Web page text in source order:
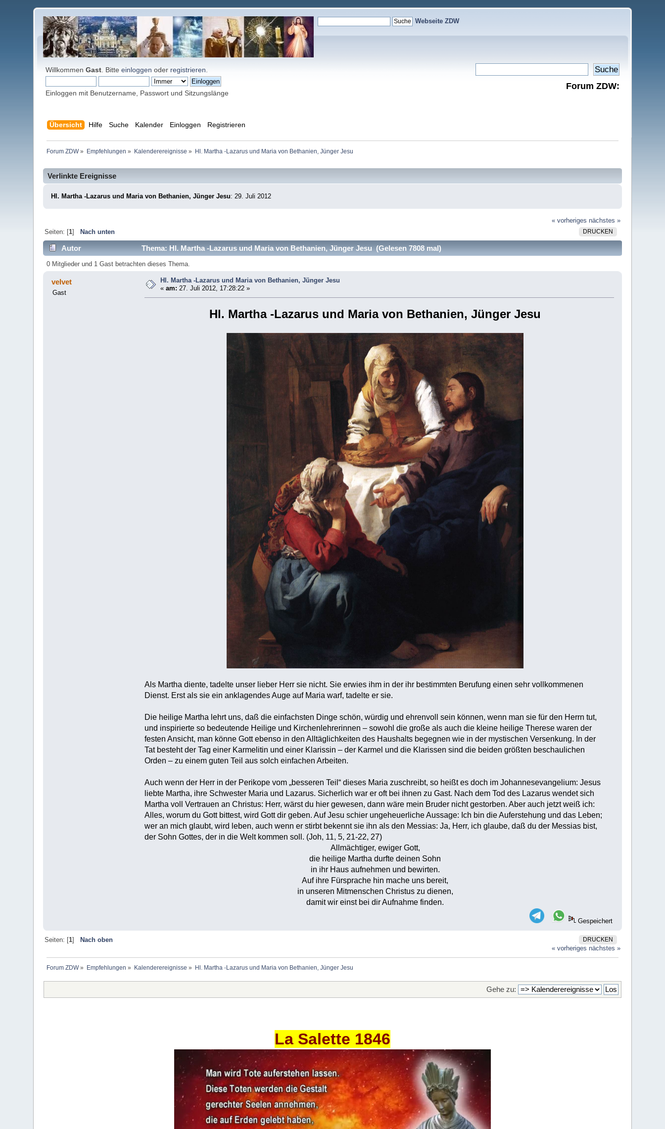
Webseite ZDW
WillkommenGast . Bitteeinloggen oder registrieren
Einloggen mit Benutzername, Passwort und Sitzungslänge
Forum ZDW:
Übersicht Hilfe Suche Kalender Einloggen Registrieren
Forum ZDW» Empfehlungen » Kalenderereignisse » Hl. Martha -Lazarus und Maria von Bethanien, Jünger Jesu
Verlinkte Ereignisse
Hl. Martha -Lazarus und Maria von Bethanien, Jünger Jesu: 29. Juli 2012
« vorheriges nächstes »
DRUCKEN
Seiten: [1] Nach unten
Autor Thema: Hl. Martha -Lazarus und Maria von Bethanien, Jünger Jesu (Gelesen 7808 mal)
0 Mitglieder und 1 Gast betrachten dieses Thema.
velvet
Gast
Hl. Martha -Lazarus und Maria von Bethanien, Jünger Jesu
«am: 27. Juli 2012, 17:28:22 »
Hl. Martha -Lazarus und Maria von Bethanien, Jünger Jesu
Als Martha diente, tadelte unser lieber Herr sie nicht. Sie erwies ihm in der ihr bestimmten Berufung einen sehr vollkommenen
Dienst. Erst als sie ein anklagendes Auge auf Maria warf, tadelte er sie.
Die heilige Martha lehrt uns, daß die einfachsten Dinge schön, würdig und ehrenvoll sein können, wenn man sie für den Herrn tut,
und inspirierte so bedeutende Heilige und Kirchenlehrerinnen – sowohl die große als auch die kleine heilige Therese waren der
festen Ansicht, man könne Gott ebenso in den Alltäglichkeiten des Haushalts begegnen wie in der mystischen Versenkung. In der
Tat besteht der Tag einer Karmelitin und einer Klarissin – der Karmel und die Klarissen sind die beiden größten beschaulichen
Orden – zu einem guten Teil aus solch einfachen Arbeiten.
Auch wenn der Herr in der Perikope vom „besseren Teil“ dieses Maria zuschreibt, so heißt es doch im Johannesevangelium: Jesus
liebte Martha, ihre Schwester Maria und Lazarus. Sicherlich war er oft bei ihnen zu Gast. Nach dem Tod des Lazarus wendet sich
Martha voll Vertrauen an Christus: Herr, wärst du hier gewesen, dann wäre mein Bruder nicht gestorben. Aber auch jetzt weiß ich:
Alles, worum du Gott bittest, wird Gott dir geben. Auf Jesu schier ungeheuerliche Aussage: Ich bin die Auferstehung und das Leben;
wer an mich glaubt, wird leben, auch wenn er stirbt bekennt sie ihn als den Messias: Ja, Herr, ich glaube, daß du der Messias bist,
der Sohn Gottes, der in die Welt kommen soll. (Joh, 11, 5, 21-22, 27)
Allmächtiger, ewiger Gott,
die heilige Martha durfte deinen Sohn
in ihr Haus aufnehmen und bewirten.
Auf ihre Fürsprache hin mache uns bereit,
in unseren Mitmenschen Christus zu dienen,
damit wir einst bei dir Aufnahme finden.
Gespeichert
DRUCKEN
Seiten: [1]
Nach oben
« vorheriges nächstes »
Forum ZDW» Empfehlungen » Kalenderereignisse » Hl. Martha -Lazarus und Maria von Bethanien, Jünger Jesu
Gehe zu:
La Salette 1846